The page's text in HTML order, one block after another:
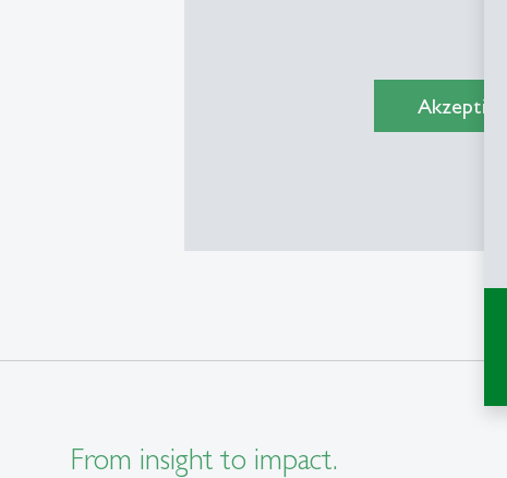
From insight to impact.